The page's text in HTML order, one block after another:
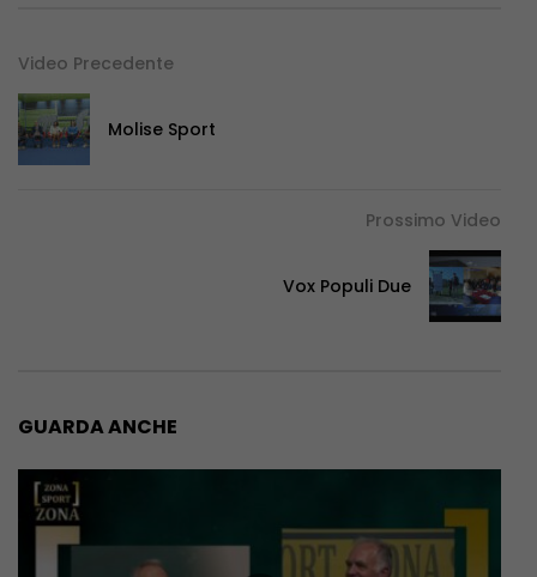
Video Precedente
Molise Sport
Prossimo Video
Vox Populi Due
GUARDA ANCHE